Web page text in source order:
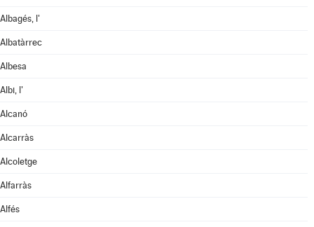
Albagés, l'
Albatàrrec
Albesa
Albi, l'
Alcanó
Alcarràs
Alcoletge
Alfarràs
Alfés